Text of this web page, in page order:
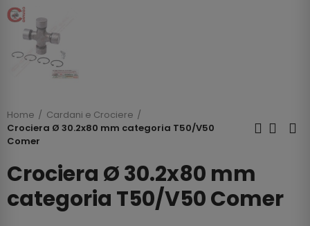
Home
Cardani e Crociere
Crociera Ø 30.2x80 mm categoria T50/V50
Comer
Crociera Ø 30.2x80 mm
categoria T50/V50 Comer